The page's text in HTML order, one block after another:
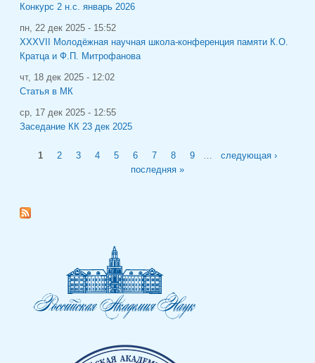
Конкурс 2 н.с. январь 2026
пн, 22 дек 2025 - 15:52
XXXVII Молодёжная научная школа-конференция памяти К.О.
Кратца и Ф.П. Митрофанова
чт, 18 дек 2025 - 12:02
Статья в МК
ср, 17 дек 2025 - 12:55
Заседание КК 23 дек 2025
Страницы
1 2 3 4 5 6 7 8 9
следующая ›
последняя »